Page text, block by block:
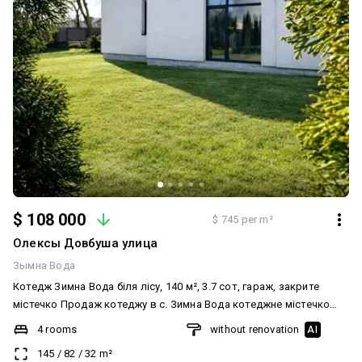
непередбачених ситуацій. Код об'єкта 17019
$ 108 000 $ 745 per m²
Олексы Довбуша улица
Зымна Вода
Котедж Зимна Вода біля лісу, 140 м², 3.7 сот, гараж, закрите
містечко Продаж котеджу в с. Зимна Вода котеджне містечко
закритого типу по трасі на Городок поруч ліс тиха та заселена
мансарда Гараж + місце на подвір’ї - газ заведений - світло
4 rooms
145 /82 /32 m²
without renovation AI